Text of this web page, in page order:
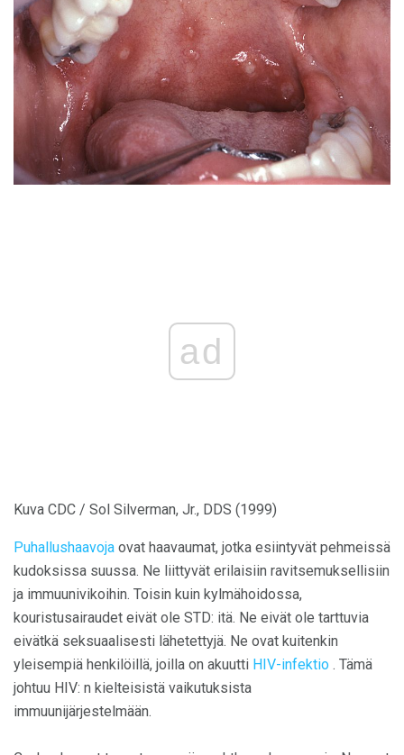
ad
Kuva CDC / Sol Silverman, Jr., DDS (1999)
Puhallushaavoja ovat haavaumat, jotka esiintyvät pehmeissä
kudoksissa suussa. Ne liittyvät erilaisiin ravitsemuksellisiin
ja immuunivikoihin. Toisin kuin kylmähoidossa,
kouristusairaudet eivät ole STD: itä. Ne eivät ole tarttuvia
eivätkä seksuaalisesti lähetettyjä. Ne ovat kuitenkin
yleisempiä henkilöillä, joilla on akuutti HIV-infektio . Tämä
johtuu HIV: n kielteisistä vaikutuksista
immuunijärjestelmään.